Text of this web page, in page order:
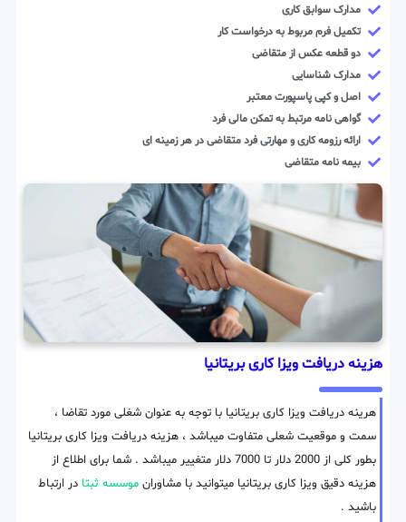
مدارک سوابق کاری
تکمیل فرم مربوط به درخواست کار
دو قطعه عکس از متقاضی
مدارک شناسایی
اصل و کپی پاسپورت معتبر
گواهی نامه مرتبط به تمکن مالی فرد
ارائه رزومه کاری و مهارتی فرد متقاضی در هر زمینه ای
بیمه نامه متقاضی
هزینه دریافت ویزا کاری بریتانیا
هرینه دریافت ویزا کاری بریتانیا با توجه به عنوان شغلی مورد تقاضا ،
سمت و موقعیت شعلی متفاوت میباشد ، هزینه دریافت ویزا کاری بریتانیا
بطور کلی از 2000 دلار تا 7000 دلار متغییر میباشد . شما برای اطلاع از
هزینه دقیق ویزا کاری بریتانیا میتوانید با مشاوران موسسه ثبتا در ارتباط
باشید .